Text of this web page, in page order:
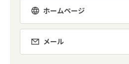
ホームページ
メール